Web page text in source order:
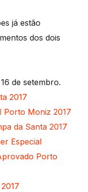
já estão
dos dois
de setembro.
2017
Porto Moniz 2017
da Santa 2017
Especial
Porto